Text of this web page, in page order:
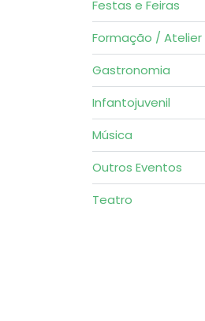
Festas e Feiras
Formação /
Gastronomia
Infantojuvenil
Música
Outros Eventos
Teatro